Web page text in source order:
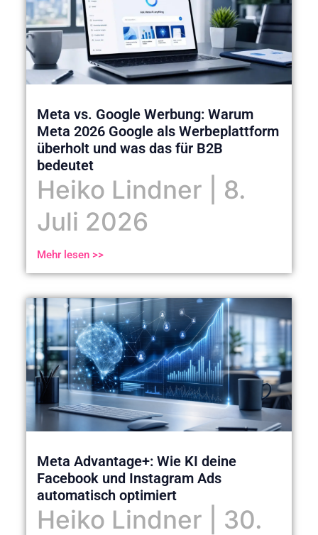
Meta vs. Google Werbung: Warum
Meta 2026 Google als Werbeplattform
überholt und was das für B2B
bedeutet
Heiko Lindner
8.
Juli 2026
Mehr lesen >>
Meta Advantage+: Wie KI deine
Facebook und Instagram Ads
automatisch optimiert
Heiko Lindner
30.